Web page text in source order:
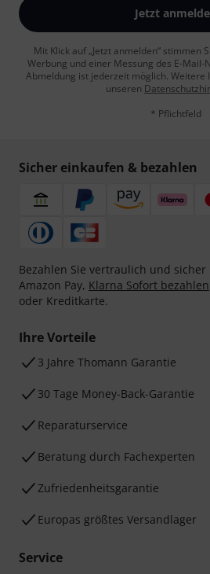
Jetzt
Mit Klick auf „Jetzt anmelden“ stimmen
Werbung und einer Messung des E-Mail-
Abmeldung ist jederzeit möglich. Weitere
unseren
* Pflichtfeld
Sicher einkaufen & bezahlen
Bezahlen Sie vertraulich und sicher
Amazon Pay, Klarna Sofort bezahlen
oder Kreditkarte.
Ihre Vorteile
3 Jahre Thomann Garantie
30 Tage Money-Back-Garantie
Reparaturservice
Beratung durch Fachexperten
Zufriedenheitsgarantie
Europas größtes Versandlager
Service